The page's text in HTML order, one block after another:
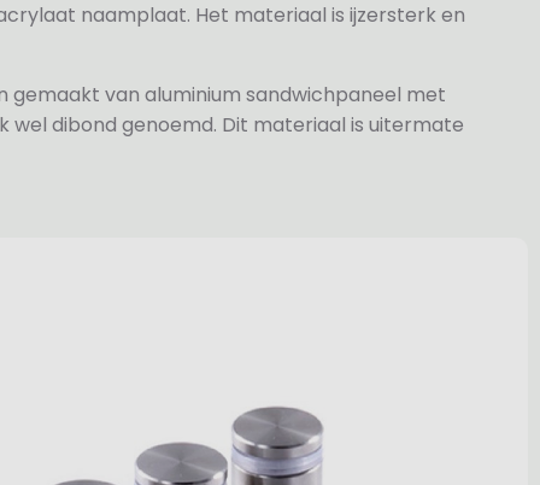
naamplaat. Het materiaal is ijzersterk en
gemaakt van aluminium sandwichpaneel met
wel dibond genoemd. Dit materiaal is uitermate